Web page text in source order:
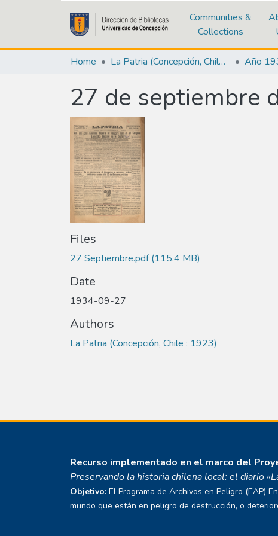
Communities &
Collections
Home La Patria (Concepción, Chile : 1923) Año
27 de septiembre
Files
27 Septiembre.pdf(115.4 MB)
Date
1934-09-27
Authors
La Patria (Concepción, Chile : 1923)
Recurso implementado en el marco del
Preservando la historia chilena local: el diario
Objetivo: El Programa de Archivos en Peligro (EAP)
mundo que están en peligro de destrucción, o